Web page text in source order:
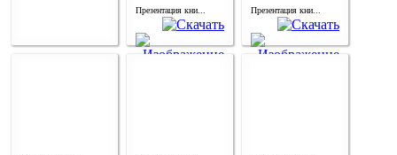
Презентация кни... Презентация кни...